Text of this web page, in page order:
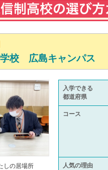
校 広島キャンパス
しの居場所
入学できる
都道府県
コース
人気の理由